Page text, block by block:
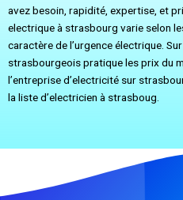
avez besoin, rapidité, expertise, et
electrique à strasbourg varie selon
caractère de l’urgence électrique.
strasbourgeois pratique les prix du
l’entreprise d’electricité sur
la liste d’electricien à strasboug.